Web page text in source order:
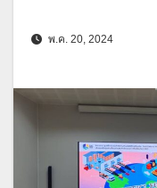
พ.ค. 20, 2024